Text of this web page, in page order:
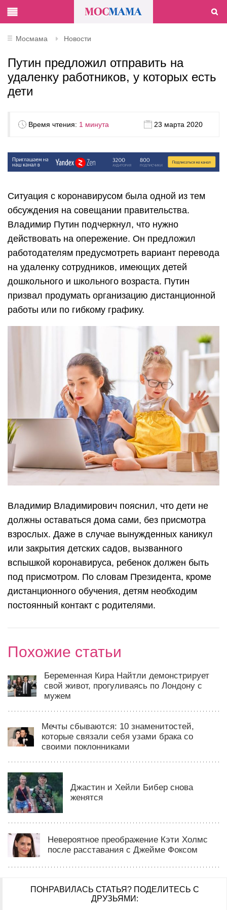
Мосмама Новости
Путин предложил отправить на
удаленку работников, у которых есть
дети
Время чтения: 1 минута 23 марта 2020
Ситуация с коронавирусом была одной из тем
обсуждения на совещании правительства.
Владимир Путин подчеркнул, что нужно
действовать на опережение. Он предложил
работодателям предусмотреть вариант перевода
на удаленку сотрудников, имеющих детей
дошкольного и школьного возраста. Путин
призвал продумать организацию дистанционной
работы или по гибкому графику.
Владимир Владимирович пояснил, что дети не
должны оставаться дома сами, без присмотра
взрослых. Даже в случае вынужденных каникул
или закрытия детских садов, вызванного
вспышкой коронавируса, ребенок должен быть
под присмотром. По словам Президента, кроме
дистанционного обучения, детям необходим
постоянный контакт с родителями.
Похожие статьи
Беременная Кира Найтли демонстрирует
свой живот, прогуливаясь по Лондону с
мужем
Мечты сбываются: 10 знаменитостей,
которые связали себя узами брака со
своими поклонниками
Джастин и Хейли Бибер снова
женятся
Невероятное преображение Кэти Холмс
после расставания с Джейме Фоксом
ПОНРАВИЛАСЬ СТАТЬЯ? ПОДЕЛИТЕСЬ С
ДРУЗЬЯМИ: